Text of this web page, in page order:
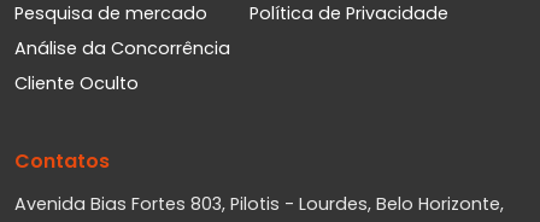
Pesquisa de mercado
Análise da Concorrência
Cliente Oculto
Política de Privacidade
Contatos
Avenida Bias Fortes 803, Pilotis - Lourdes, Belo Horizonte,